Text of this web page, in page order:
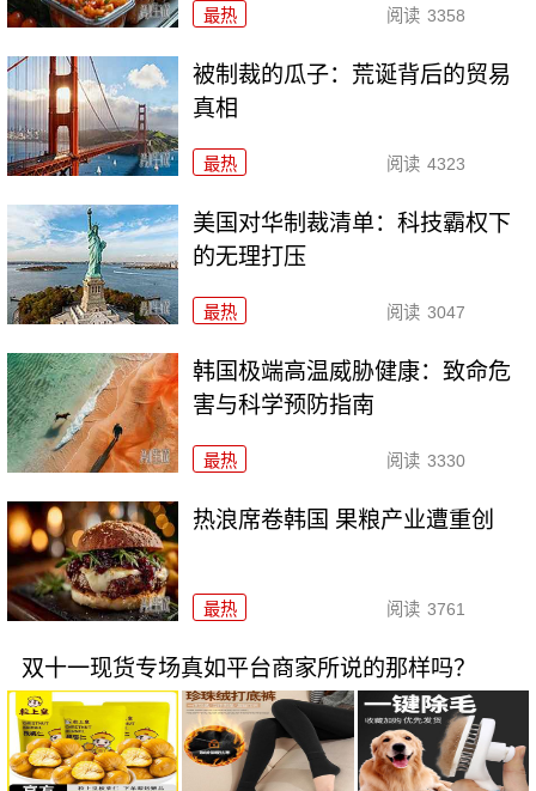
最热 阅读 3358
被制裁的瓜子：荒诞背后的贸易
真相
最热 阅读 4323
美国对华制裁清单：科技霸权下
的无理打压
最热 阅读 3047
韩国极端高温威胁健康：致命危
害与科学预防指南
最热 阅读 3330
热浪席卷韩国 果粮产业遭重创
最热 阅读 3761
双十一现货专场真如平台商家所说的那样吗？